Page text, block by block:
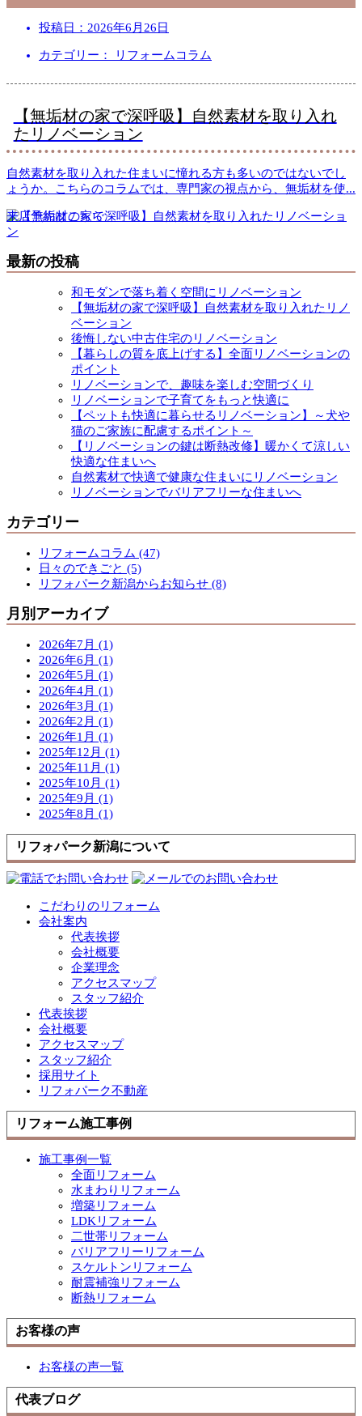
来店予約はこちら
投稿日： 2026年6月26日
カテゴリー： リフォームコラム
【無垢材の家で深呼吸】自然素材を取り入れ
たリノベーション
自然素材を取り入れた住まいに憧れる方も多いのではないでし
ょうか。こちらのコラムでは、専門家の視点から、無垢材を使...
最新の投稿
和モダンで落ち着く空間にリノベーション
【無垢材の家で深呼吸】自然素材を取り入れたリノ
ベーション
後悔しない中古住宅のリノベーション
【暮らしの質を底上げする】全面リノベーションの
ポイント
リノベーションで、趣味を楽しむ空間づくり
リノベーションで子育てをもっと快適に
【ペットも快適に暮らせるリノベーション】～犬や
猫のご家族に配慮するポイント～
【リノベーションの鍵は断熱改修】暖かくて涼しい
快適な住まいへ
自然素材で快適で健康な住まいにリノベーション
リノベーションでバリアフリーな住まいへ
カテゴリー
リフォームコラム (47)
日々のできごと (5)
リフォパーク新潟からお知らせ (8)
月別アーカイブ
2026年7月 (1)
2026年6月 (1)
2026年5月 (1)
2026年4月 (1)
2026年3月 (1)
2026年2月 (1)
2026年1月 (1)
2025年12月 (1)
2025年11月 (1)
2025年10月 (1)
2025年9月 (1)
2025年8月 (1)
リフォパーク新潟について
こだわりのリフォーム
会社案内
代表挨拶
会社概要
企業理念
アクセスマップ
スタッフ紹介
代表挨拶
会社概要
アクセスマップ
スタッフ紹介
採用サイト
リフォパーク不動産
リフォーム施工事例
施工事例一覧
全面リフォーム
水まわりリフォーム
増築リフォーム
LDKリフォーム
二世帯リフォーム
バリアフリーリフォーム
スケルトンリフォーム
耐震補強リフォーム
断熱リフォーム
お客様の声
お客様の声一覧
代表ブログ